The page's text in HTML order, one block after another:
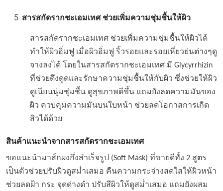
สารสกัดรากชะเอมเทศ ช่วยเพิ่มความชุ่มชื้นให้ผิว
สารสกัดรากชะเอมเทศ ช่วยเพิ่มความชุ่มชื้นให้ผิวได้
ทำให้ผิวอิ่มฟู เมื่อผิวอิ่มฟู ริ้วรอยและรอยเหี่ยวย่นต่างๆดู
จางลงได้ โดยในสารสกัดรากชะเอมเทศ มี Glycyrrhizin
ที่ช่วยดึงดูดและรักษาความชุ่มชื้นให้กับผิว ซึ่งช่วยให้ผิว
ดูเนียนนุ่มชุ่มชื้น ดูสุขภาพดีขึ้น แถมยังลดความมันของ
ผิว ควบคุมความมันบนใบหน้า ช่วยลดโอกาสการเกิด
สิวได้ด้วย
สินค้าแนะนำจากสารสกัดรากชะเอมเทศ
ขอแนะนำมาส์กผงกึ่งสำเร็จรูป (Soft Mask) ที่ขายดีทั้ง 2 สูตร
เป็นตัวช่วยปรับผิวดูสม่ำเสมอ คืนความกระจ่างสดใสให้ผิวหน้า
ช่วยลดฝ้า กระ จุดด่างดำ ปรับสีผิวให้ดูสม่ำเสมอ แถมยังผสม